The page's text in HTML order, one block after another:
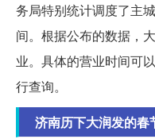
务局特别统计调度了主
间。根据公布的数据，
业。具体的营业时间可
行查询。
济南历下大润发的春